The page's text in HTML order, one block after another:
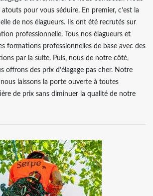
pour vous séduire. En premier, c’est la
de nos élagueurs. Ils ont été recrutés sur
professionnelle. Tous nos élagueurs et
formations professionnelles de base avec des
par la suite. Puis, nous de notre côté,
offrons des prix d’élagage pas cher. Notre
laissons la porte ouverte à toutes
de prix sans diminuer la qualité de notre